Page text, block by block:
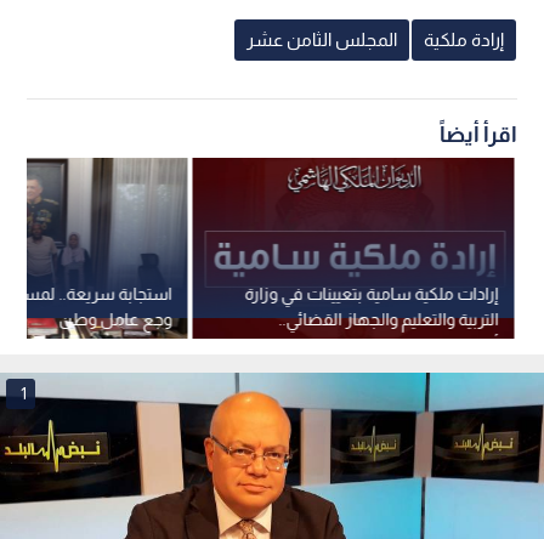
إرادة ملكية المجلس الثامن عشر
اقرأ أيضاً
استجابة سريعة.. لمسة
وجع عامل وطن
إرادات ملكية سامية بتعيينات في وزارة
التربية والتعليم والجهاز القضائي..
أسماء
1